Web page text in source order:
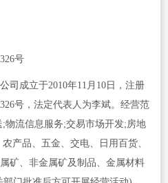
号
公司 成立于2010年11月10日，注册
号，法定代表人为李斌。经营范
物流信息服务;交易市场开发;房地
产品、五金、交电、日用百货、
矿、非金属矿及制品、金属材料